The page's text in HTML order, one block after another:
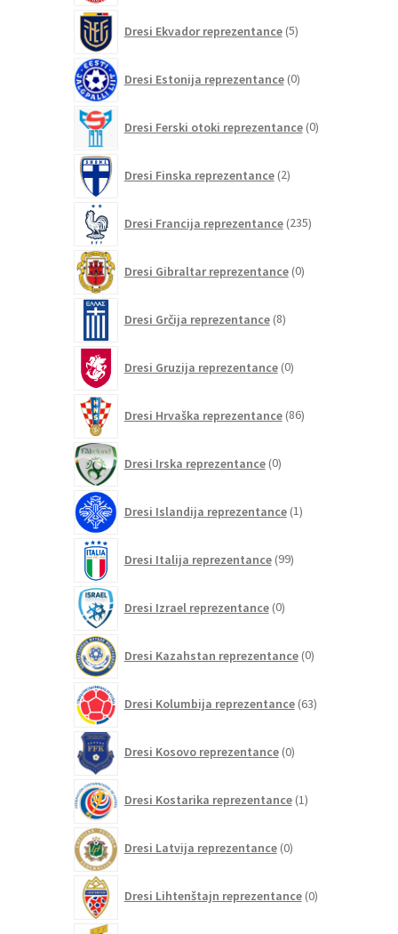
Dresi Ekvador reprezentance 5izdelkov
Dresi Estonija reprezentance 0izdelkov
Dresi Ferski otoki reprezentance 0izdelkov
Dresi Finska reprezentance 2izdelka
Dresi Francija reprezentance 235izdelkov
Dresi Gibraltar reprezentance 0izdelkov
Dresi Grčija reprezentance 8izdelkov
Dresi Gruzija reprezentance 0izdelkov
Dresi Hrvaška reprezentance 86izdelkov
Dresi Irska reprezentance 0izdelkov
Dresi Islandija reprezentance 1izdelek
Dresi Italija reprezentance 99izdelkov
Dresi Izrael reprezentance 0izdelkov
Dresi Kazahstan reprezentance 0izdelkov
Dresi Kolumbija reprezentance 63izdelkov
Dresi Kosovo reprezentance 0izdelkov
Dresi Kostarika reprezentance 1izdelek
Dresi Latvija reprezentance 0izdelkov
Dresi Lihtenštajn reprezentance 0izdelkov